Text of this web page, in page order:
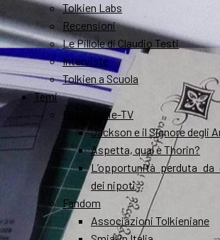
Tolkien Labs
Recensioni
Le Pillole di Claudio Testi
Interviste
Tolkien a Scuola
Temi
Film e Serie-TV
Jackson e il Signore degli
Aspetta, qual è Thorin?
L’opportunità perduta
dei nipoti
Fandom
Associazioni Tolkieniane